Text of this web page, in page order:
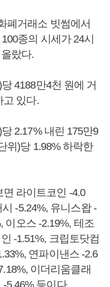
폐거래소 빗썸에서
종의 시세가 24시
랐다.
4188만4천 원에 거
고 있다.
2.17% 내린 175만9
위)당 1.98% 하락한
라이트코인 -4.0
-5.24%, 유니스왑 -
이오스 -2.19%, 테조
-1.51%, 크립토닷컴
연파이낸스 -2.6
이더리움클래